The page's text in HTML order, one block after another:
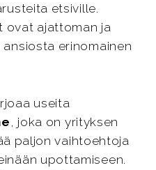
etsiville.
ovat ajattoman ja
erinomainen
useita
, joka on yrityksen
paljon vaihtoehtoja
upottamiseen.